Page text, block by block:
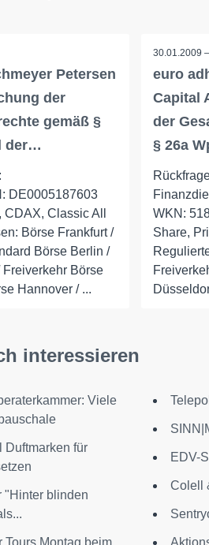
Petersen
der
gemäß §
der…
DE0005187603
Classic All
Börse Frankfurt /
Börse Berlin /
Freiverkehr Börse
Hannover / ...
30.01.2009
euro
Capital
der
§ 26a
WKN:
Share,
interessieren
Viele
Duftmarken für
"Hinter blinden
Tours Montag beim
EDV-
Colell